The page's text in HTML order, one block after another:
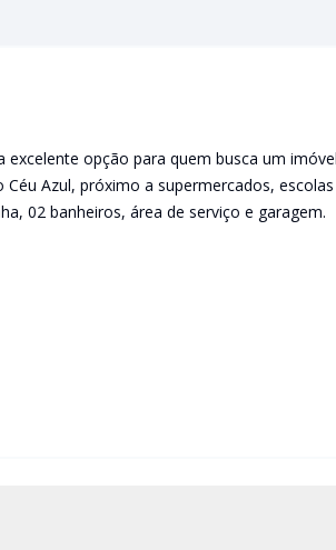
excelente opção para quem busca um
Azul, próximo a supermercados,
02 banheiros, área de serviço e garagem.